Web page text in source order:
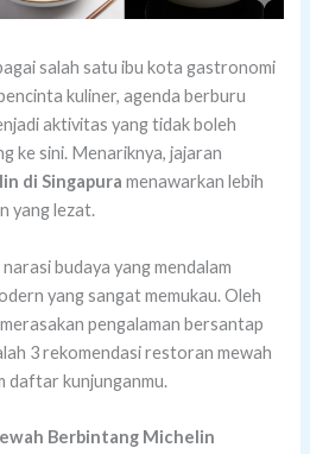
salah satu ibu kota gastronomi
kuliner, agenda berburu
aktivitas yang tidak boleh
ke sini. Menariknya, jajaran
di Singapura menawarkan lebih
yang lezat.
budaya yang mendalam
yang sangat memukau. Oleh
pengalaman bersantap
3 rekomendasi restoran mewah
daftar kunjunganmu.
Berbintang Michelin